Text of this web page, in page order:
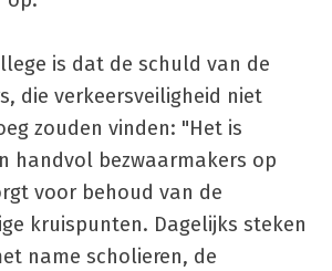
is dat de schuld van de
die verkeersveiligheid niet
zouden vinden: "Het is
handvol bezwaarmakers op
voor behoud van de
kruispunten. Dagelijks steken
name scholieren, de